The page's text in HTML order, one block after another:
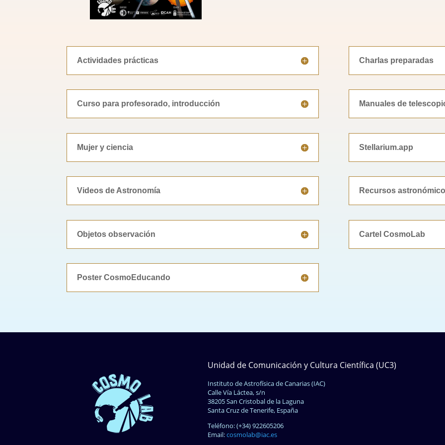
Actividades prácticas
Curso para profesorado, introducción
Mujer y ciencia
Videos de Astronomía
Objetos observación
Poster CosmoEducando
Charlas preparadas
Manuales de
Stellarium.app
Recursos
Cartel CosmoLab
Unidad de Comunicación y Cultura Científica (UC3)
Instituto de Astrofísica de Canarias (IAC)
Calle Vía Láctea, s/n
38205 San Cristobal de la Laguna
Santa Cruz de Tenerife, España
Teléfono: (+34) 922605206
Email:cosmolab@iac.es